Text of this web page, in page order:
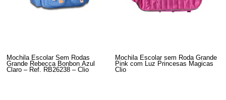
Mochila Escolar Sem Rodas
Grande Rebecca Bonbon Azul
Claro – Ref. RB26238 – Clio
Mochila Escolar sem Roda Grande
Pink com Luz Princesas Magicas
Clio